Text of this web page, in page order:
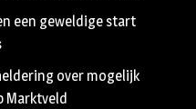
een geweldige start
over mogelijk
Marktveld